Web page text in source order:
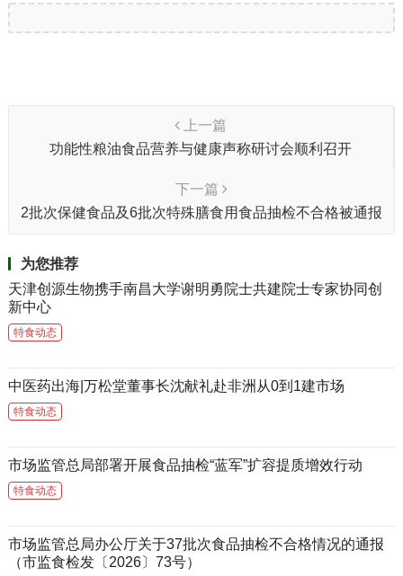
上一篇
功能性粮油食品营养与健康声称研讨会顺利召开
下一篇
2批次保健食品及6批次特殊膳食用食品抽检不合格被通报
为您推荐
天津创源生物携手南昌大学谢明勇院士共建院士专家协同创
新中心
特食动态
中医药出海|万松堂董事长沈献礼赴非洲从0到1建市场
特食动态
市场监管总局部署开展食品抽检“蓝军”扩容提质增效行动
特食动态
市场监管总局办公厅关于37批次食品抽检不合格情况的通报
（市监食检发〔2026〕73号）